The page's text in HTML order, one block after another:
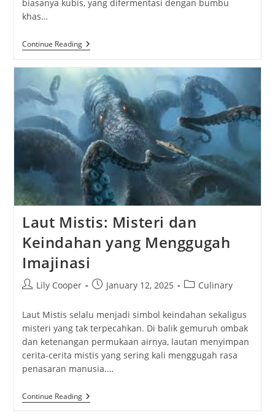
biasanya kubis, yang difermentasi dengan bumbu
khas…
Continue ReadingKimchi:
Makanan
Khas
Korea
Yang
Kaya
Manfaat
Laut Mistis: Misteri dan
Keindahan yang Menggugah
Imajinasi
PostLily Cooper
PostJanuary 12, 2025
PostCulinary
Laut Mistis selalu menjadi simbol keindahan sekaligus
misteri yang tak terpecahkan. Di balik gemuruh ombak
dan ketenangan permukaan airnya, lautan menyimpan
cerita-cerita mistis yang sering kali menggugah rasa
penasaran manusia.…
Continue ReadingLaut
Mistis: